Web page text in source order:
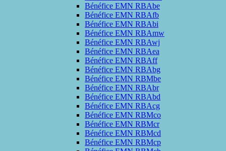
Bénéfice EMN RBAbe
Bénéfice EMN RBAfb
Bénéfice EMN RBAbi
Bénéfice EMN RBAmw
Bénéfice EMN RBAwj
Bénéfice EMN RBAea
Bénéfice EMN RBAff
Bénéfice EMN RBAbg
Bénéfice EMN RBMbe
Bénéfice EMN RBAbr
Bénéfice EMN RBAbd
Bénéfice EMN RBAcg
Bénéfice EMN RBMco
Bénéfice EMN RBMcr
Bénéfice EMN RBMcd
Bénéfice EMN RBMcp